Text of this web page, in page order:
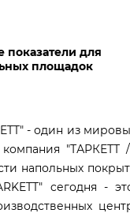
показатели для
площадок
- один из
"ТАРКЕТТ /
напольных
cегодня -